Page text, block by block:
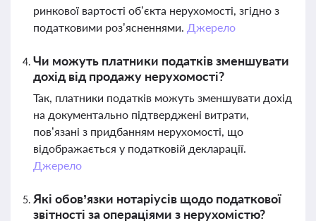
ринкової вартості об’єкта нерухомості, згідно з
податковими роз’ясненнями. Джерело
Чи можуть платники податків зменшувати
дохід від продажу нерухомості?
Так, платники податків можуть зменшувати дохід
на документально підтверджені витрати,
пов’язані з придбанням нерухомості, що
відображається у податковій декларації.
Джерело
Які обов’язки нотаріусів щодо податкової
звітності за операціями з нерухомістю?